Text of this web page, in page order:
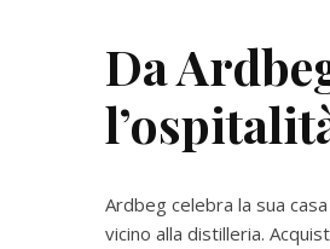
Da
Ardbeg celebra la sua
vicino alla distilleria.